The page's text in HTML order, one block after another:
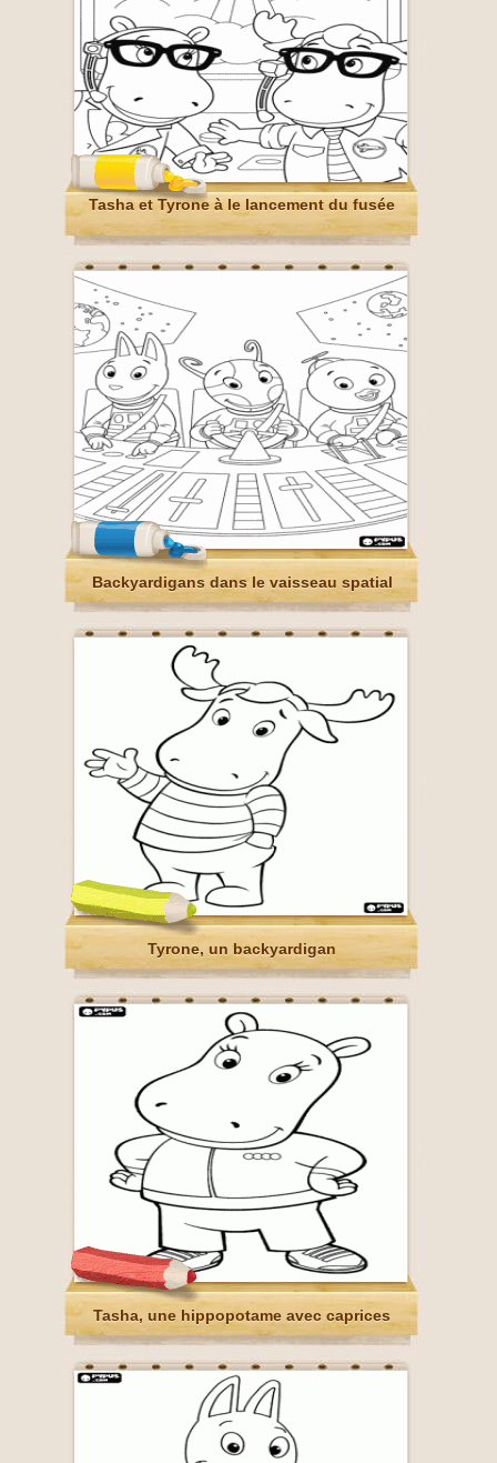
Tasha et Tyrone à le lancement du fusée
Backyardigans dans le vaisseau spatial
Tyrone, un backyardigan
Tasha, une hippopotame avec caprices